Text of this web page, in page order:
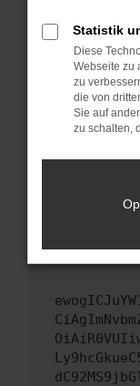
sind.
Veraltete
führen,
unterstützt
Wende
Wenn du
hast,
versuchen,
uns diesen
Statistik
Diese
Webseite zu
zu
die von
Sie auf
zu schalten,